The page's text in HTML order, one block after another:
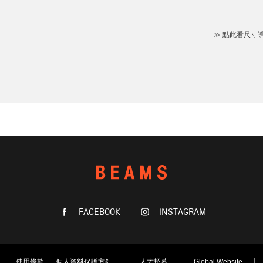
≫ 點此看尺寸
FACEBOOK INSTAGRAM